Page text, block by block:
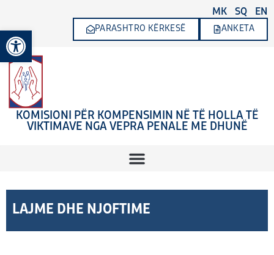
Open toolbar
content
MK SQ EN
PARASHTRO KËRKESË ANKETA
KOMISIONI PËR KOMPENSIMIN NË TË HOLLA TË
VIKTIMAVE NGA VEPRA PENALE ME DHUNË
LAJME DHE NJOFTIME